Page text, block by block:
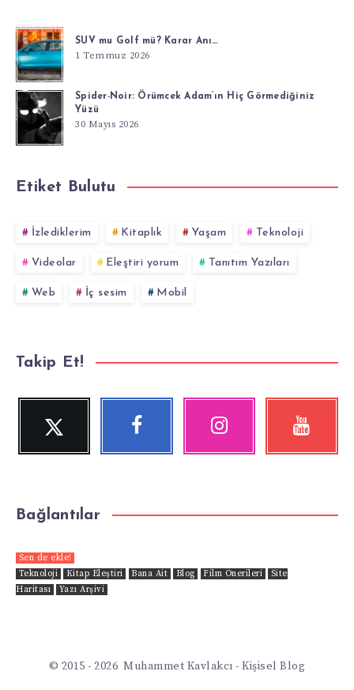
SUV mu Golf mü? Karar Anı…
1 Temmuz 2026
Spider-Noir: Örümcek Adam’ın Hiç Görmediğiniz
Yüzü
30 Mayıs 2026
Etiket Bulutu
İzlediklerim Kitaplık Yaşam Teknoloji
Videolar Eleştiri yorum Tanıtım Yazıları
Web İç sesim Mobil
Takip Et!
Twitter Facebook Instagram
Fotoğraflarımız!
YouTube
Videolara
Bağlantılar
Sen de ekle!
Teknoloji
Kitap Eleştiri Bana Ait Blog Film Önerileri
Site
Haritası
Yazı Arşivi
© 2015 - 2026 Muhammet Kavlakcı - Kişisel Blog